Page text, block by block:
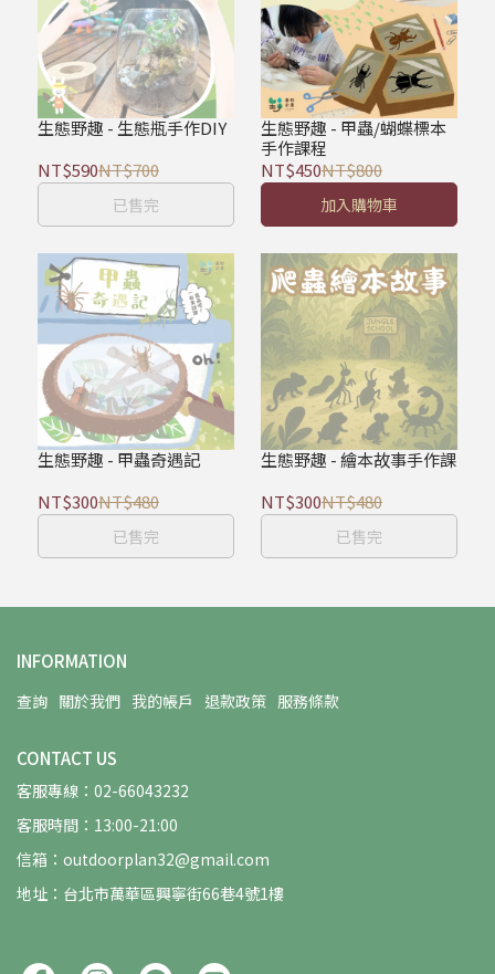
生態野趣 - 生態瓶手作DIY
NT$590NT$700
已售完
生態野趣 - 甲蟲/蝴蝶標本
手作課程
NT$450NT$800
加入購物車
生態野趣 - 甲蟲奇遇記
NT$300NT$480
已售完
生態野趣 - 繪本故事手作課
NT$300NT$480
已售完
INFORMATION
查詢 關於我們 我的帳戶 退款政策 服務條款
CONTACT US
客服專線：02-66043232
客服時間：13:00-21:00
信箱：outdoorplan32@gmail.com
地址：台北市萬華區興寧街66巷4號1樓